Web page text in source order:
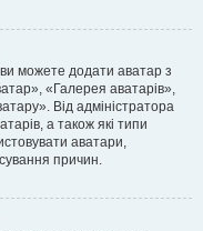
можете додати аватар з
«Галерея аватарів»,
Від адміністратора
а також які типи
аватари,
причин.